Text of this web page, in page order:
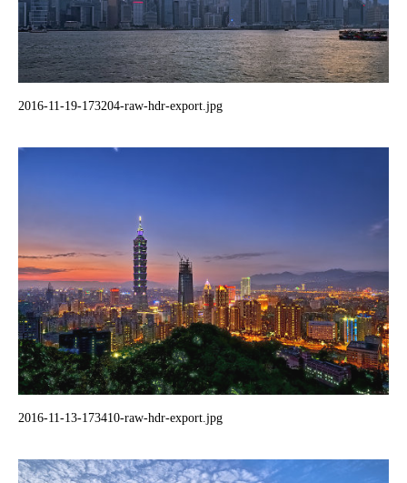
2016-11-19-173204-raw-hdr-export.jpg
2016-11-13-173410-raw-hdr-export.jpg